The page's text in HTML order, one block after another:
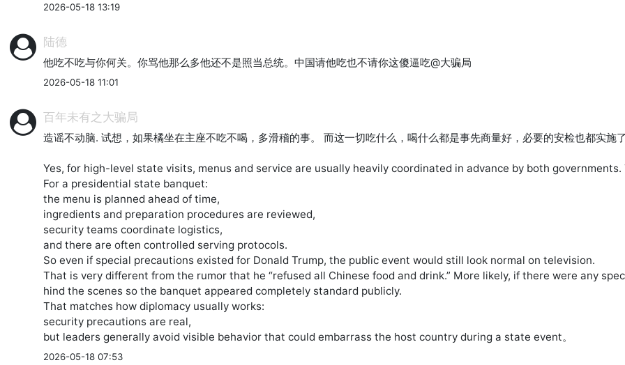
2026-05-18 13:19
陆德
他吃不吃与你何关。你骂他那么多他还不是照当总统。中国请他吃也不请你这傻逼吃@大骗局
2026-05-18 11:01
百年未有之大骗局
造谣不动脑. 试想，如果橘坐在主座不吃不喝，多滑稽的事。 而这一切吃什么，喝什么都是事先商量好，必要的安检也都实施
Yes, for high-level state visits, menus and service are usually heavily coordinated in advance by both
For a presidential state banquet:
the menu is planned ahead of time,
ingredients and preparation procedures are reviewed,
security teams coordinate logistics,
and there are often controlled serving protocols.
So even if special precautions existed for Donald Trump, the public event would still look normal on television.
That is very different from the rumor that he “refused all Chinese food and drink.” More likely, if there were any
hind the scenes so the banquet appeared completely standard publicly.
That matches how diplomacy usually works:
security precautions are real,
but leaders generally avoid visible behavior that could embarrass the host country during a state event。
2026-05-18 07:53